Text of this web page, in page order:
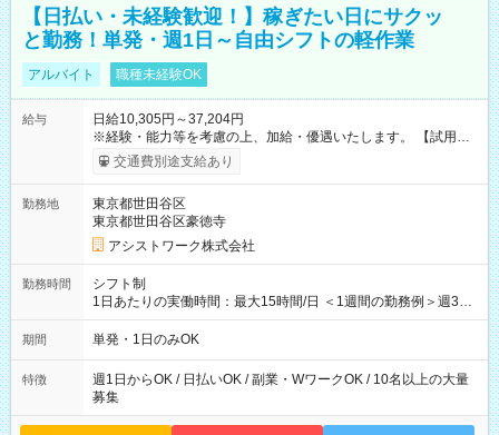
【日払い・未経験歓迎！】稼ぎたい日にサクッ
と勤務！単発・週1日～自由シフトの軽作業
アルバイト 職種未経験OK
給与
日給10,305円～37,204円
※経験・能力等を考慮の上、加給・優遇いたします。 【試用期
間】試用期間なし
交通費別途支給あり
勤務地
東京都世田谷区
東京都世田谷区豪徳寺
アシストワーク株式会社
勤務時間
シフト制
1日あたりの実働時間：最大15時間/日 ＜1週間の勤務例＞週3回
勤務 勤務：月・水・金 休み：火・木・土・日 好きな時にお仕事
可能です！ ※1日あたりの最大実働時間は日勤、夜勤共に勤務し
期間 単発・1日のみOK
特徴
週1日からOK / 日払いOK / 副業・WワークOK / 10名以上の大量
募集